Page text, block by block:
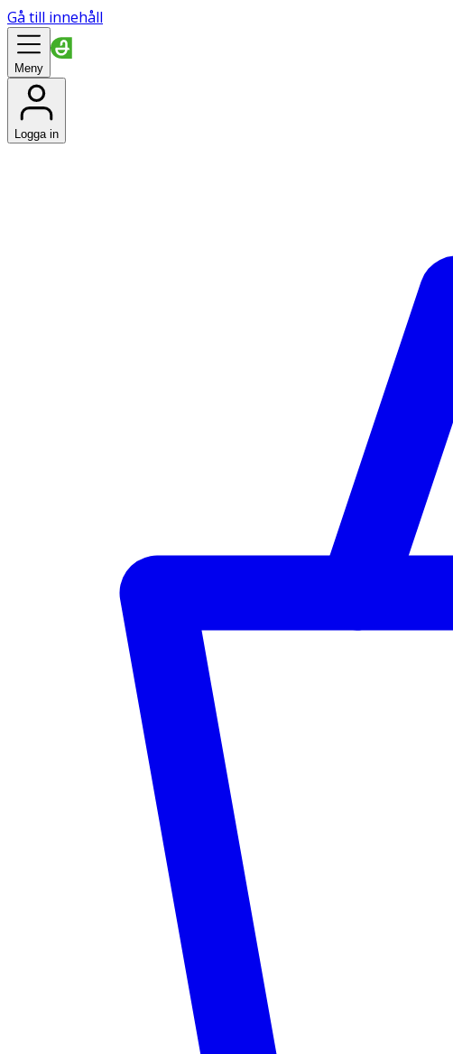
Gå till innehåll
Meny
Logga in